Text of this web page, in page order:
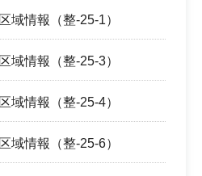
域情報（整-25-1）
域情報（整-25-3）
域情報（整-25-4）
域情報（整-25-6）